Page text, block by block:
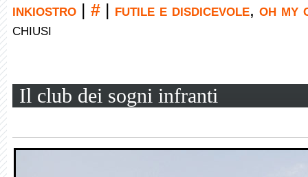
inkiostro # futile e disdicevole, oh my
chiusi
Il club dei sogni infranti